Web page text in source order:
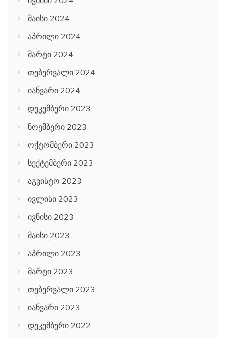
მაისი 2024
აპრილი 2024
მარტი 2024
თებერვალი 2024
იანვარი 2024
დეკემბერი 2023
ნოემბერი 2023
ოქტომბერი 2023
სექტემბერი 2023
აგვისტო 2023
ივლისი 2023
ივნისი 2023
მაისი 2023
აპრილი 2023
მარტი 2023
თებერვალი 2023
იანვარი 2023
დეკემბერი 2022